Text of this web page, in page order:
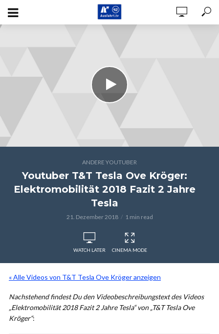
ANDERE YOUTUBER
Youtuber T&T Tesla Ove Kröger:
Elektromobilität 2018 Fazit 2 Jahre
Tesla
21. Dezember 2018 1 min read
WATCH LATER CINEMA MODE
« Alle Videos von T&T Tesla Ove Kröger anzeigen
Nachstehend findest Du den Videobeschreibungstext des Videos
„Elektromobilität 2018 Fazit 2 Jahre Tesla“ von „T&T Tesla Ove
Kröger“: